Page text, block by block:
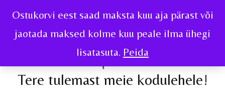
Ostukorvi eest saad maksta kuu aja pärast või
jaotada maksed kolme kuu peale ilma ühegi
lisatasuta. Peida
Tere tulemast meie kodulehele!